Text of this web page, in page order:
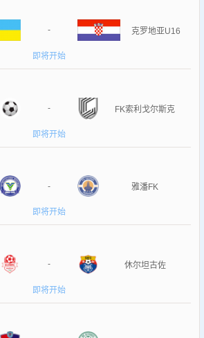
- 克罗地亚U16
即将开始
- FK索利戈尔斯克
即将开始
- 雅潘FK
即将开始
- 休尔坦古佐
即将开始